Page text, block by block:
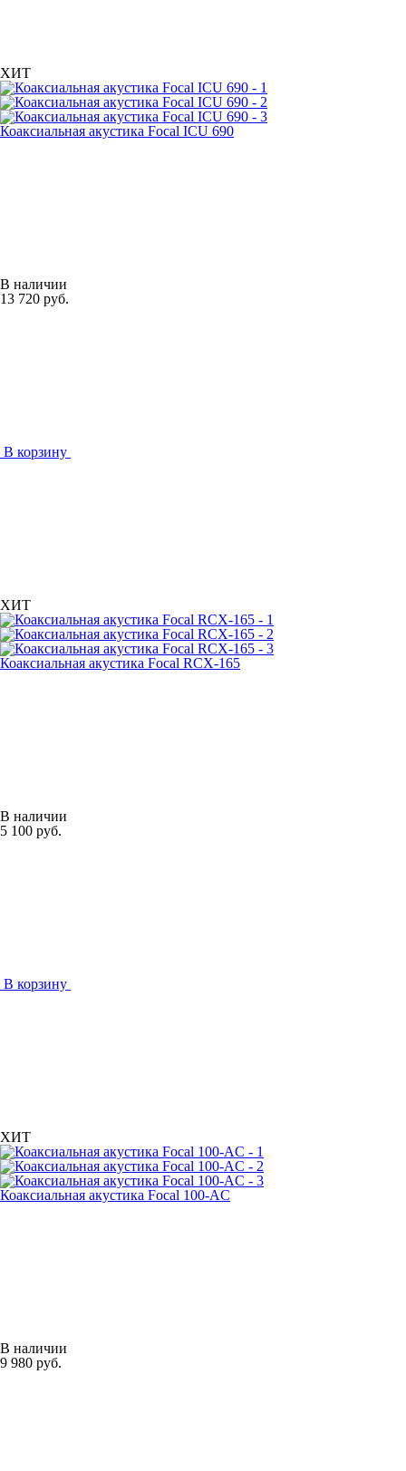
ХИТ
Коаксиальная акустика Focal ICU 690
В наличии
13 720 руб.
В корзину
ХИТ
Коаксиальная акустика Focal RCX-165
В наличии
5 100 руб.
В корзину
ХИТ
Коаксиальная акустика Focal 100-AC
В наличии
9 980 руб.